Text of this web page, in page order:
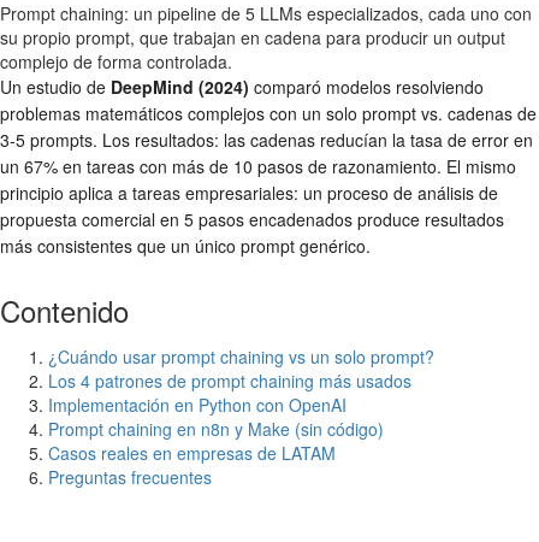
Prompt chaining: un pipeline de 5 LLMs especializados, cada uno con
su propio prompt, que trabajan en cadena para producir un output
complejo de forma controlada.
Un estudio de DeepMind (2024) comparó modelos resolviendo
problemas matemáticos complejos con un solo prompt vs. cadenas de
3-5 prompts. Los resultados: las cadenas reducían la tasa de error en
un 67% en tareas con más de 10 pasos de razonamiento. El mismo
principio aplica a tareas empresariales: un proceso de análisis de
propuesta comercial en 5 pasos encadenados produce resultados
más consistentes que un único prompt genérico.
Contenido
¿Cuándo usar prompt chaining vs un solo prompt?
Los 4 patrones de prompt chaining más usados
Implementación en Python con OpenAI
Prompt chaining en n8n y Make (sin código)
Casos reales en empresas de LATAM
Preguntas frecuentes